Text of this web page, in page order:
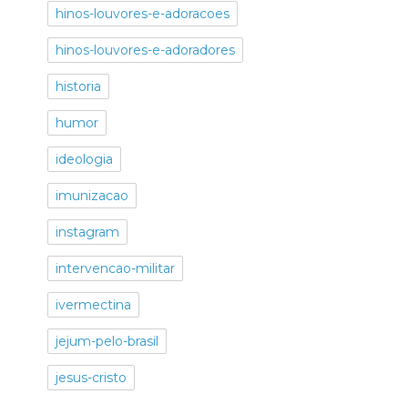
hinos-louvores-e-adoracoes
hinos-louvores-e-adoradores
historia
humor
ideologia
imunizacao
instagram
intervencao-militar
ivermectina
jejum-pelo-brasil
jesus-cristo